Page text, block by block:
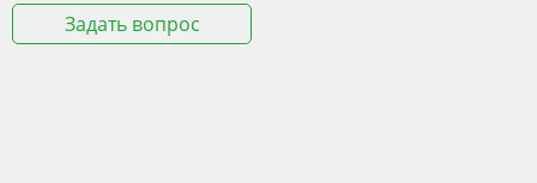
Задать вопрос